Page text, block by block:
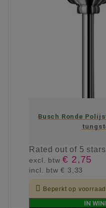
Busch Ronde
Ratedout of 5
excl. btw€ 2,75
incl. btw€ 3,33
 Beperkt op voorraad
IN